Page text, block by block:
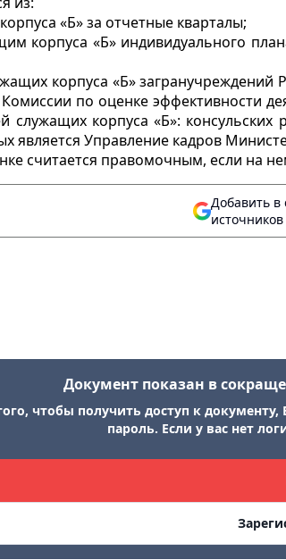
«Б» за отчетные кварталы;
корпуса «Б» индивидуального
корпуса «Б»
по оценке эффективности
служащих корпуса «Б»:
является Управление кадров
считается правомочным, если на
Добавить в
Документ показан в
чтобы получить доступ к
пароль. Если у вас нет